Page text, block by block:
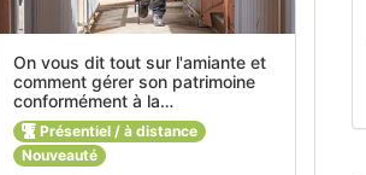
On vous dit tout sur l'amiante et
comment gérer son patrimoine
conformément à la
MOD_2026032
Présentiel / à distance
Nouveauté